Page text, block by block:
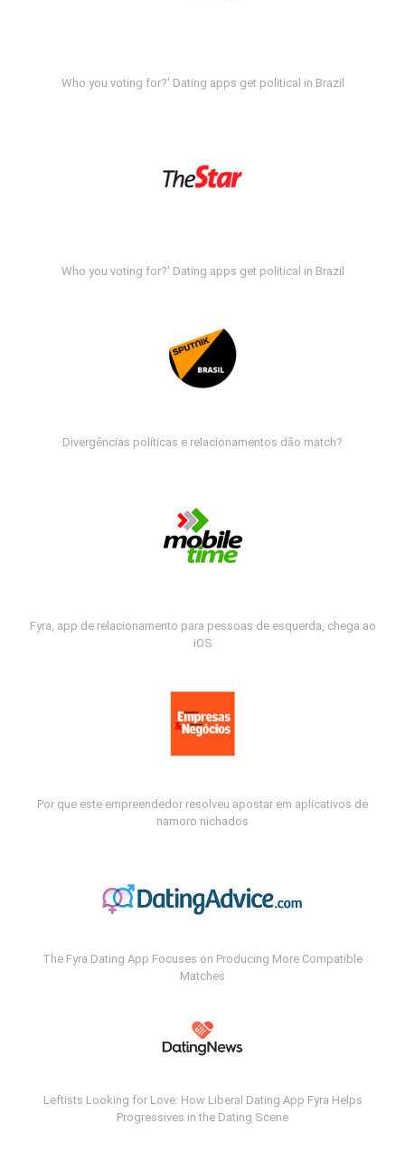
Who you voting for?' Dating apps get political in Brazil
Who you voting for?' Dating apps get political in Brazil
Divergências políticas e relacionamentos dão match?
Fyra, app de relacionamento para pessoas de esquerda, chega ao
iOS
Por que este empreendedor resolveu apostar em aplicativos de
namoro nichados
The Fyra Dating App Focuses on Producing More Compatible
Matches
Leftists Looking for Love: How Liberal Dating App Fyra Helps
Progressives in the Dating Scene